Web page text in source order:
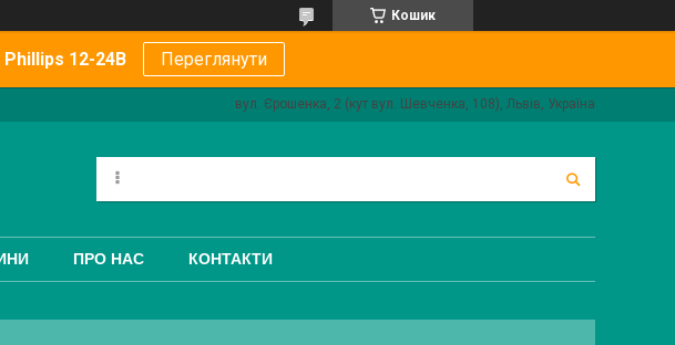
Кошик
12-24В Переглянути
вул. Єрошенка, 2 (кут вул. Шевченка, 108), Львів, Україна
ПРО НАС КОНТАКТИ